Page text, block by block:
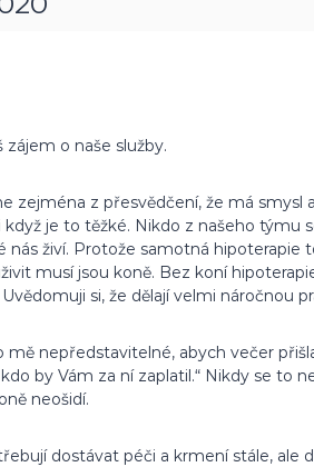
zájem o naše služby.
zejména z přesvědčení, že má
když je to těžké. Nikdo z našeho týmu
nás živí. Protože samotná
musí jsou koně. Bez koní
si, že dělají velmi náročnou
mě nepředstavitelné, abych večer
by Vám za ní zaplatil.“ Nikdy se to
neošidí.
dostávat péči a krmení stále, ale